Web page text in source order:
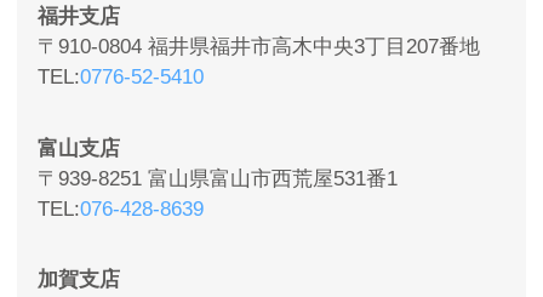
福井支店
〒910-0804 福井県福井市高木中央3丁目207番地
TEL 0776-52-5410
富山支店
〒939-8251 富山県富山市西荒屋531番1
TEL 076-428-8639
加賀支店